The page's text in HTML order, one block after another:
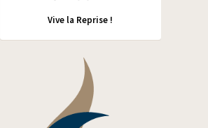
Vive la Reprise !